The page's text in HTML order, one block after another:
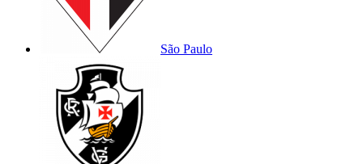
São Paulo